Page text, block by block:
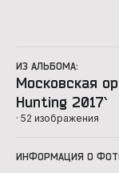
ИЗ АЛЬБОМА:
Московская
Hunting 2017`
· 52 изображения
ИНФОРМАЦИЯ О